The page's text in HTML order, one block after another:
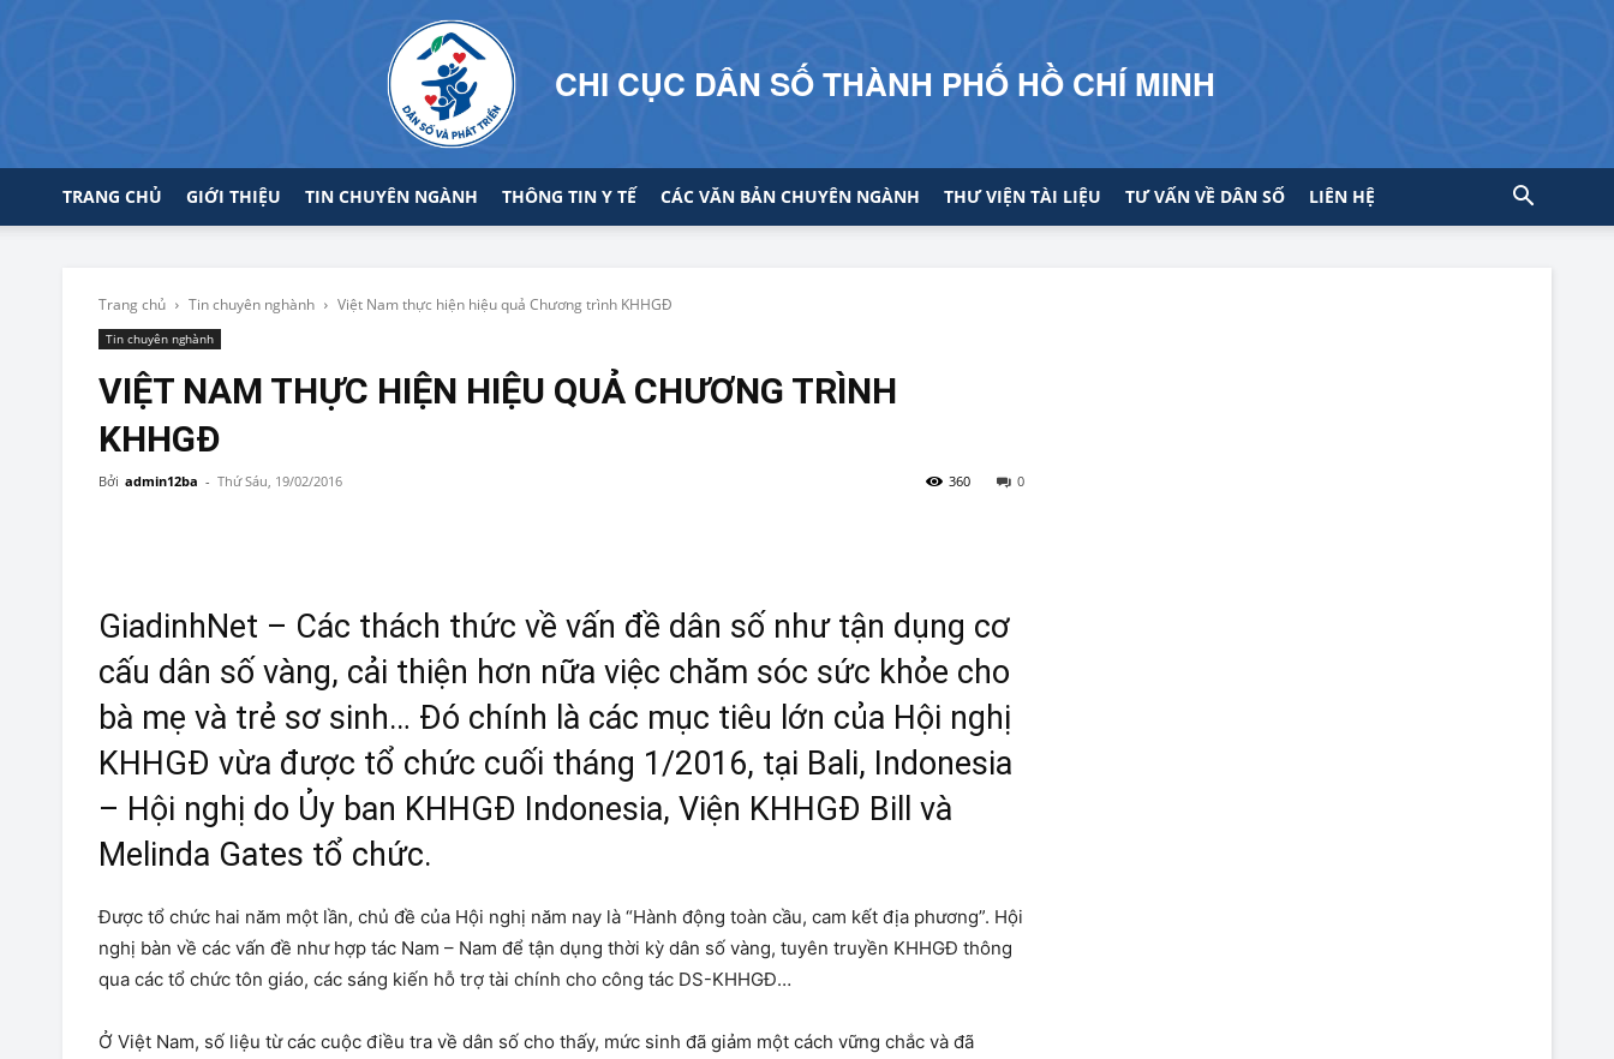
CHI CỤC DÂN SỐ THÀNH PHỐ HỒ CHÍ MINH
TRANG CHỦ GIỚI THIỆU TIN CHUYÊN NGÀNH THÔNG TIN Y TẾ CÁC VĂN BẢN CHUYÊN NGÀNH THƯ VIỆN TÀI LIỆU TƯ VẤN VỀ DÂN SỐ LIÊN HỆ
Trang chủ Tin chuyên nghành Việt Nam thực hiện hiệu quả Chương trình KHHGĐ
Tin chuyên nghành
VIỆT NAM THỰC HIỆN HIỆU QUẢ CHƯƠNG TRÌNH
KHHGĐ
Bởi admin12ba - Thứ Sáu, 19/02/2016 0
360
GiadinhNet – Các thách thức về vấn đề dân số như tận dụng cơ
cấu dân số vàng, cải thiện hơn nữa việc chăm sóc sức khỏe cho
bà mẹ và trẻ sơ sinh… Đó chính là các mục tiêu lớn của Hội nghị
KHHGĐ vừa được tổ chức cuối tháng 1/2016, tại Bali, Indonesia
– Hội nghị do Ủy ban KHHGĐ Indonesia, Viện KHHGĐ Bill và
Melinda Gates tổ chức.
Được tổ chức hai năm một lần, chủ đề của Hội nghị năm nay là “Hành động toàn cầu, cam kết địa phương”. Hội
nghị bàn về các vấn đề như hợp tác Nam – Nam để tận dụng thời kỳ dân số vàng, tuyên truyền KHHGĐ thông
qua các tổ chức tôn giáo, các sáng kiến hỗ trợ tài chính cho công tác DS-KHHGĐ…
Ở Việt Nam, số liệu từ các cuộc điều tra về dân số cho thấy, mức sinh đã giảm một cách vững chắc và đã